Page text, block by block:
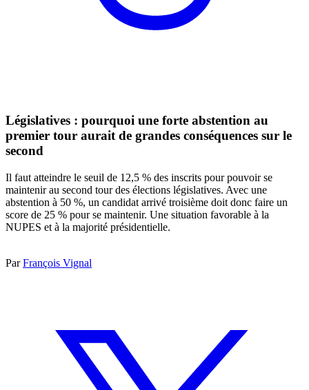
Législatives : pourquoi une forte abstention au
premier tour aurait de grandes conséquences sur le
second
Il faut atteindre le seuil de 12,5 % des inscrits pour pouvoir se
maintenir au second tour des élections législatives. Avec une
abstention à 50 %, un candidat arrivé troisième doit donc faire un
score de 25 % pour se maintenir. Une situation favorable à la
NUPES et à la majorité présidentielle.
ParFrançois Vignal